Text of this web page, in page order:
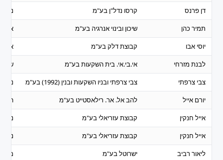
דן פרנס
קרסו נדל"ן בע"מ
תמיר כהן
שיכון ובינוי אנרגיה בע"מ
יוסי אבו
קבוצת דלק בע"מ
לבנת מזרחי
אי.בי.אי. בית השקעות בע"מ
צבי צרפתי
צבי צרפתי ובניו השקעות ובנין (1992) בע"מ
יורם אייל
להב אל. אר. רילאסטייט בע"מ
אייל חנקין
קבוצת עזריאלי בע"מ
אייל חנקין
קבוצת עזריאלי בע"מ
ליאור רביב
ישרוטל בע"מ